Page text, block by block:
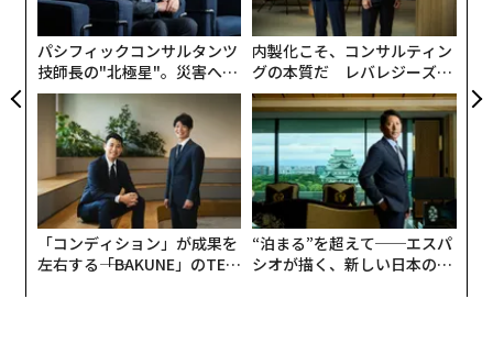
パシフィックコンサルタンツ
技師長の"北極星"。災害への
無力感を乗り越え見つけた、
防災一筋20年の答え
内製化こそ、コンサルティン
グの本質だ レバレジーズが
実践する、次世代ファームの
全貌
「コンディション」が成果を
左右する――「BAKUNE」のTEN
“泊まる”を超えて──エスパ
シオが描く、新しい日本のラ